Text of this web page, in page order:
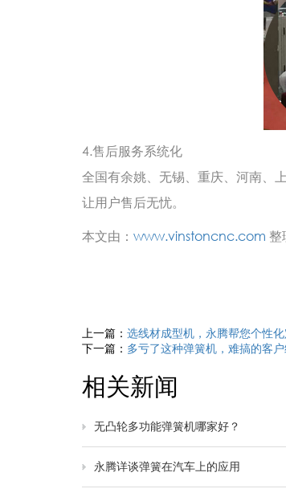
4.售后服务系统化
全国有余姚、无锡、重庆、河南、
让用户售后无忧。
本文由： www.vinstoncnc.com 整
上一篇： 选线材成型机，永腾帮您个性
下一篇： 多亏了这种弹簧机，难搞的客
相关新闻
无凸轮多功能弹簧机哪家好？
永腾详谈弹簧在汽车上的应用